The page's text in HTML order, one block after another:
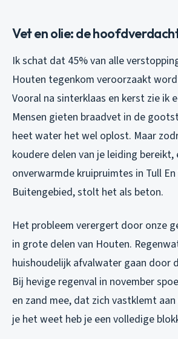
Vet en olie: de
Ik schat dat 45% van alle
Houten tegenkom veroorzaakt
Vooral na sinterklaas en kerst zie ik
Mensen gieten braadvet in de
heet water het wel oplost. Maar
koudere delen van je leiding bereikt,
onverwarmde kruipruimtes in Tull En
Buitengebied, stolt het als beton.
Het probleem verergert door onze
in grote delen van Houten.
huishoudelijk afvalwater gaan door
Bij hevige regenval in november
en zand mee, dat zich vastklemt
je het weet heb je een volledige